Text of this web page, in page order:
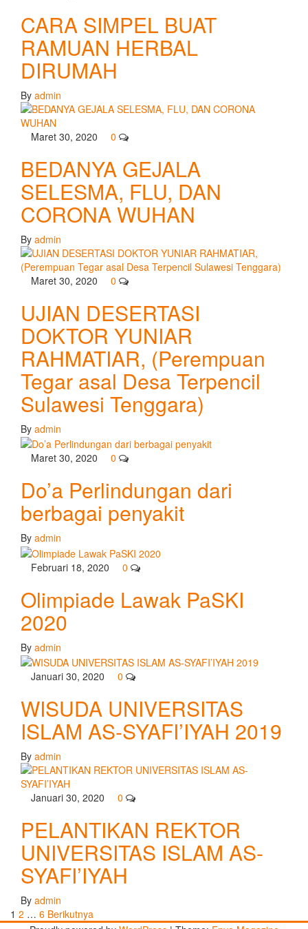
CARA SIMPEL BUAT
RAMUAN HERBAL
DIRUMAH
By admin
Maret 30, 2020 0
BEDANYA GEJALA
SELESMA, FLU, DAN
CORONA WUHAN
By admin
Maret 30, 2020 0
UJIAN DESERTASI
DOKTOR YUNIAR
RAHMATIAR, (Perempuan
Tegar asal Desa Terpencil
Sulawesi Tenggara)
By admin
Maret 30, 2020 0
Do’a Perlindungan dari
berbagai penyakit
By admin
Februari 18, 2020 0
Olimpiade Lawak PaSKI
2020
By admin
Januari 30, 2020 0
WISUDA UNIVERSITAS
ISLAM AS-SYAFI’IYAH 2019
By admin
Januari 30, 2020 0
PELANTIKAN REKTOR
UNIVERSITAS ISLAM AS-
SYAFI’IYAH
By admin
Paginasi
1 2 … 6 Berikutnya